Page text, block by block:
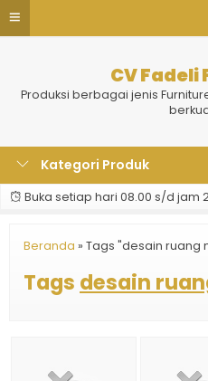
CV
Produksi berbagai jenis
Kategori Produk
Buka setiap hari 08.00 s/d jam
Beranda » Tags "desain ruang
Tags desain